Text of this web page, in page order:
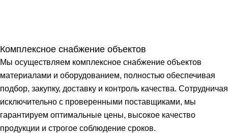
Комплексное снабжение объектов
Мы осуществляем комплексное снабжение объектов
материалами и оборудованием, полностью обеспечивая
подбор, закупку, доставку и контроль качества. Сотрудничая
исключительно с проверенными поставщиками, мы
гарантируем оптимальные цены, высокое качество
продукции и строгое соблюдение сроков.